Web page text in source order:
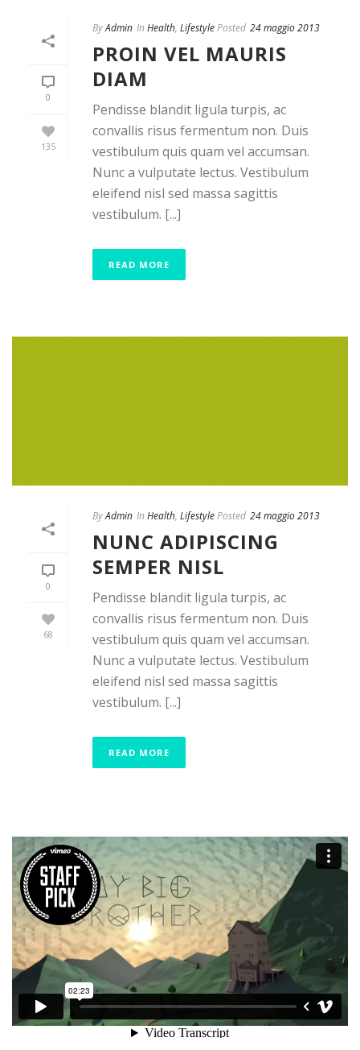
0
135
ByAdmin In Health, LifestylePosted 24 maggio 2013
PROIN VEL MAURIS
DIAM
Pendisse blandit ligula turpis, ac
convallis risus fermentum non. Duis
vestibulum quis quam vel accumsan.
Nunc a vulputate lectus. Vestibulum
eleifend nisl sed massa sagittis
vestibulum. [...]
READ MORE
0
68
ByAdmin In Health, LifestylePosted 24 maggio 2013
NUNC ADIPISCING
SEMPER NISL
Pendisse blandit ligula turpis, ac
convallis risus fermentum non. Duis
vestibulum quis quam vel accumsan.
Nunc a vulputate lectus. Vestibulum
eleifend nisl sed massa sagittis
vestibulum. [...]
READ MORE